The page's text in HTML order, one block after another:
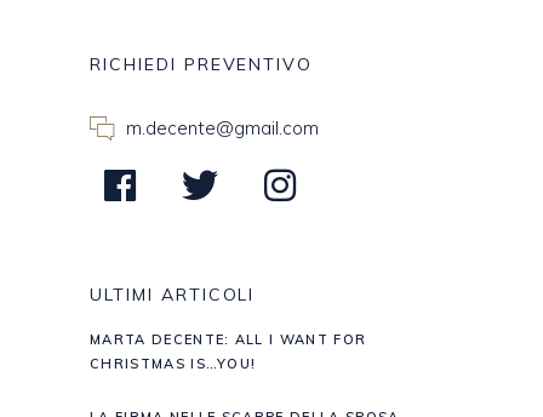
RICHIEDI PREVENTIVO
m.decente@gmail.com
ULTIMI ARTICOLI
MARTA DECENTE: ALL I WANT FOR
CHRISTMAS IS…YOU!